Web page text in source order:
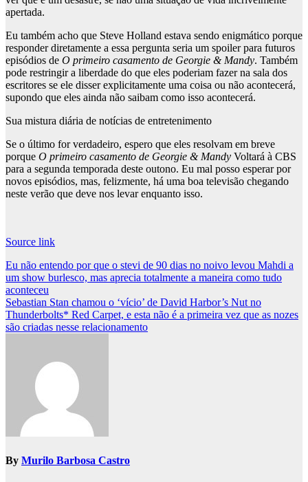
apertada.
Eu também acho que Steve Holland estava sendo enigmático porque
responder diretamente a essa pergunta seria um spoiler para futuros
episódios de O primeiro casamento de Georgie & Mandy. Também
pode restringir a liberdade do que eles poderiam fazer na sala dos
escritores se ele disser explicitamente uma coisa ou não acontecerá,
supondo que eles ainda não saibam como isso acontecerá.
Sua mistura diária de notícias de entretenimento
Se o último for verdadeiro, espero que eles resolvam em breve
porque O primeiro casamento de Georgie & Mandy Voltará à CBS
para a segunda temporada deste outono. Eu mal posso esperar por
novos episódios, mas, felizmente, há uma boa televisão chegando
neste verão que deve nos levar enquanto isso.
Source link
Post
navigation
Eu não entendo por que o stevi de 90 dias no noivo levou Mahdi a
um show burlesco, mas aprecia totalmente a maneira como tudo
aconteceu
Sebastian Stan chamou o ‘vício’ de David Harbor’s Nut no
Thunderbolts* Red Carpet, e esta não é a primeira vez que as nozes
são criadas nesse relacionamento
By Murilo Barbosa Castro